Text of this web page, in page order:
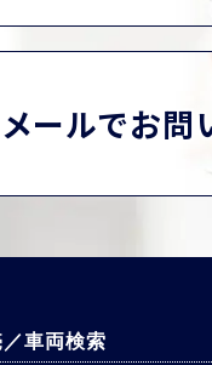
メールでお問
車両検索